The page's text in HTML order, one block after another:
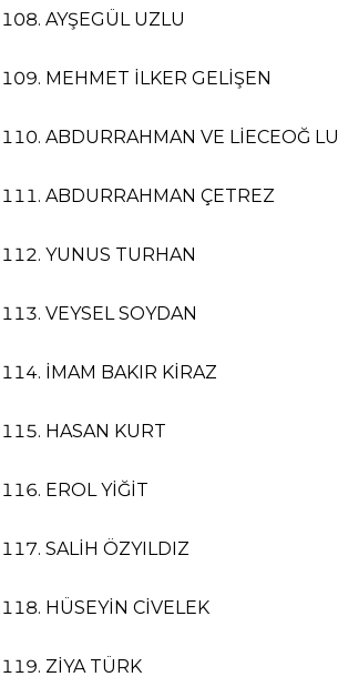
AYŞEGÜL UZLU
MEHMET İLKER GELİŞEN
ABDURRAHMAN VE LİECEOĞ LU
ABDURRAHMAN ÇETREZ
YUNUS TURHAN
VEYSEL SOYDAN
İMAM BAKIR KİRAZ
HASAN KURT
EROL YİĞİT
SALİH ÖZYILDIZ
HÜSEYİN CİVELEK
ZİYA TÜRK